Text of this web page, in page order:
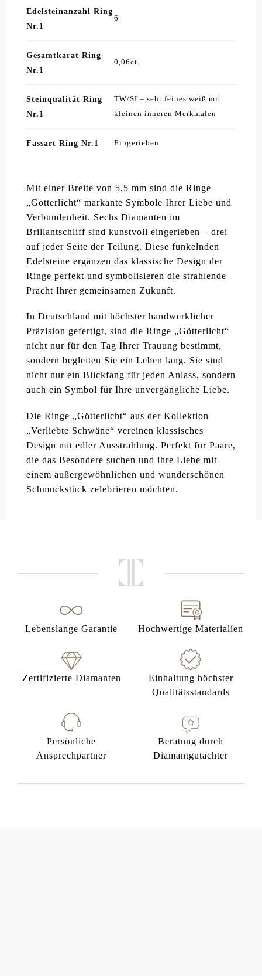
Edelsteinanzahl Ring
Nr.1
6
Gesamtkarat Ring
Nr.1
0,06ct.
Steinqualität Ring
Nr.1
TW/SI – sehr feines weiß mit
kleinen inneren Merkmalen
Fassart Ring Nr.1 Eingerieben
Mit einer Breite von 5,5 mm sind die Ringe
„Götterlicht“ markante Symbole Ihrer Liebe und
Verbundenheit. Sechs Diamanten im
Brillantschliff sind kunstvoll eingerieben – drei
auf jeder Seite der Teilung. Diese funkelnden
Edelsteine ergänzen das klassische Design der
Ringe perfekt und symbolisieren die strahlende
Pracht Ihrer gemeinsamen Zukunft.
In Deutschland mit höchster handwerklicher
Präzision gefertigt, sind die Ringe „Götterlicht“
nicht nur für den Tag Ihrer Trauung bestimmt,
sondern begleiten Sie ein Leben lang. Sie sind
nicht nur ein Blickfang für jeden Anlass, sondern
auch ein Symbol für Ihre unvergängliche Liebe.
Die Ringe „Götterlicht“ aus der Kollektion
„Verliebte Schwäne“ vereinen klassisches
Design mit edler Ausstrahlung. Perfekt für Paare,
die das Besondere suchen und ihre Liebe mit
einem außergewöhnlichen und wunderschönen
Schmuckstück zelebrieren möchten.
Lebenslange Garantie Hochwertige Materialien
Zertifizierte Diamanten
Einhaltung höchster
Qualitätsstandards
Persönliche
Ansprechpartner
Beratung durch
Diamantgutachter